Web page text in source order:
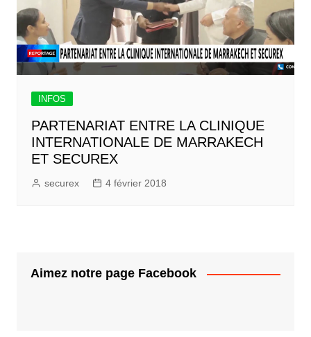
INFOS
PARTENARIAT ENTRE LA CLINIQUE
INTERNATIONALE DE MARRAKECH
ET SECUREX
securex 4 février 2018
Aimez notre page Facebook